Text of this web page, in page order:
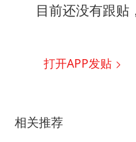
目前还没有跟贴
打开APP发贴
相关推荐